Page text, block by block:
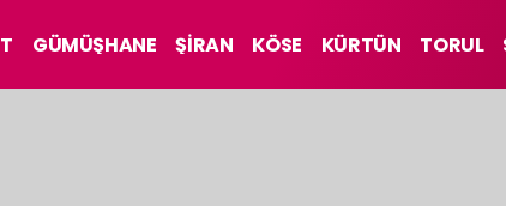
GÜMÜŞHANE ŞİRAN KÖSE KÜRTÜN TORUL